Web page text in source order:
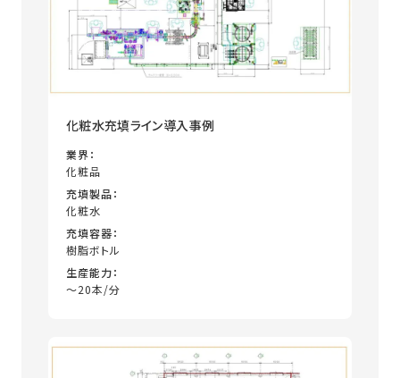
化粧水充填ライン導入事例
業界：
化粧品
充填製品：
化粧水
充填容器：
樹脂ボトル
生産能力：
～20本/分